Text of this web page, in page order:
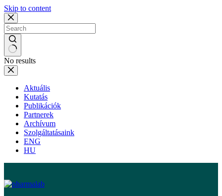
Skip to content
No results
Aktuális
Kutatás
Publikációk
Partnerek
Archívum
Szolgáltatásaink
ENG
HU